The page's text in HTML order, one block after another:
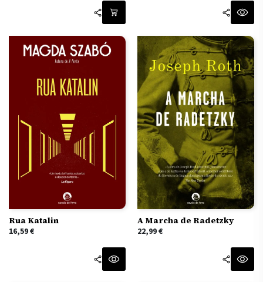
Rua Katalin
16,59€
A Marcha de Radetzky
22,99€